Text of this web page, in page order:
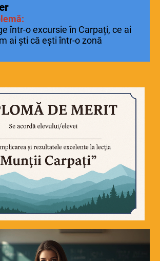
într-o excursie în Carpați, ce ai
ai ști că ești într-o zonă